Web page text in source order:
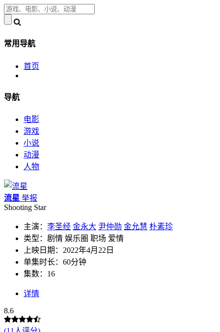
常用导航
首页
导航
电影
游戏
小说
动漫
人物
流星 举报
Shooting Star
主演： 李圣经 金永大 尹仲勋 金允慧 朴素珍
类型：剧情 娱乐圈 职场 爱情
上映日期：2022年4月22日
单集时长：60分钟
集数：16
详情
8.6